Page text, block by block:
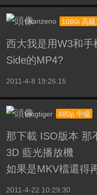
chanzeno 1080i 高級
西大我是用W3和
Side的MP4?
2011-4-8 19:26:15
longtiger 480p 中級
那下載 ISO版本 那
3D 藍光播放機
如果是MKV檔還得
2011-4-22 10:29:30